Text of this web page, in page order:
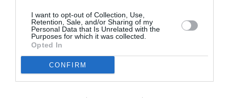
I want to opt-out of Collection, Use,
Retention, Sale, and/or Sharing of my
Personal Data that Is Unrelated with the
Purposes for which it was collected.
Opted In
CONFIRM
Σκηνοθεσία: Θανάσης Τσαλταμπάσης
Ο Τσάρλι ξεπηδά από το παρελθόν και προσγειώνεται
στο σύγχρονο παρόν. ‘Ενας ρομαντικός
περιπλανώμενος oνειροπόλος, μια ύπαρξη ευαίσθητη
και τρυφερή που βρίσκεται διαρκώς σε κίνηση. Ένα
μεσημέρι, καθισμένος στο παγκάκι ενός πάρκου,